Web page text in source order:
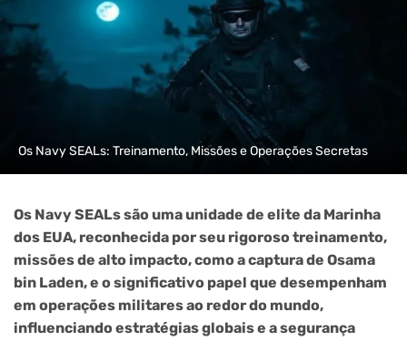
Os Navy SEALs: Treinamento, Missões e Operações Secretas
Os Navy SEALs são uma unidade de elite da Marinha
dos EUA, reconhecida por seu rigoroso treinamento,
missões de alto impacto, como a captura de Osama
bin Laden, e o significativo papel que desempenham
em operações militares ao redor do mundo,
influenciando estratégias globais e a segurança